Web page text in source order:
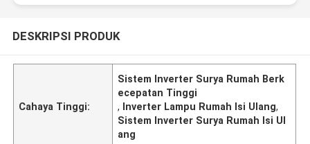
DESKRIPSI PRODUK
Cahaya Tinggi:
Sistem Inverter Surya Rumah Berk
ecepatan Tinggi
, Inverter Lampu Rumah Isi Ulang,
Sistem Inverter Surya Rumah Isi Ul
ang